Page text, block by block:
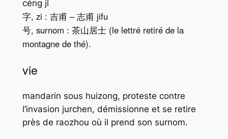
céng jǐ
字, zi : 吉甫 – 志甫 jifu
号, surnom : 茶山居士 (le lettré retiré de la
montagne de thé).
vie
mandarin sous huizong, proteste contre
l’invasion jurchen, démissionne et se retire
près de raozhou où il prend son surnom.